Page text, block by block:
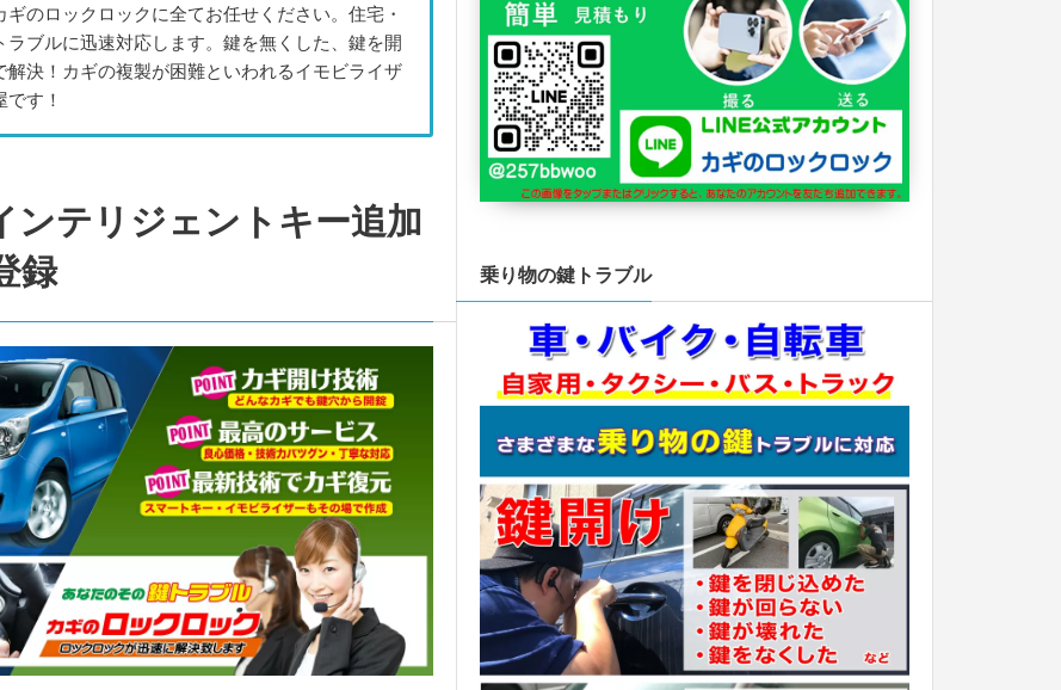
のロックロックに全てお任せください。住宅・
ブルに迅速対応します。鍵を無くした、鍵を開
決！カギの複製が困難といわれるイモビライザ
す！
ンテリジェントキー追加
録
乗り物の鍵トラブル